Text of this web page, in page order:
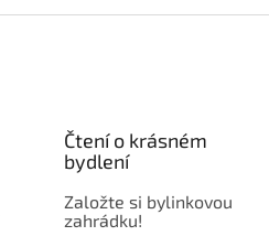
Čtení o krásném
bydlení
Založte si bylinkovou
zahrádku!